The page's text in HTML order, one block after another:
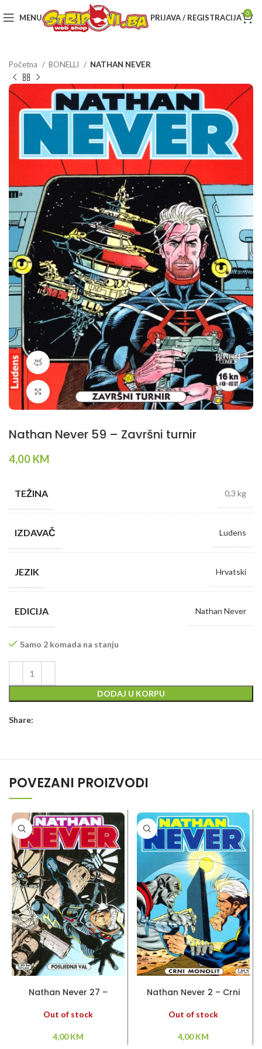
MENU PRIJAVA / REGISTRACIJA 0
Početna BONELLI NATHAN NEVER
360 product view
Klikni da povečaš
Nathan Never 59 – Završni turnir
4,00 KM
TEŽINA 0,3 kg
IZDAVAČ Ludens
JEZIK Hrvatski
EDICIJA Nathan Never
Samo 2 komada na stanju
DODAJ U KORPU
Share:
POVEZANI PROIZVODI
Nathan Never 27 –
Out of stock
4,00KM
Nathan Never 2 – Crni
Out of stock
4,00KM